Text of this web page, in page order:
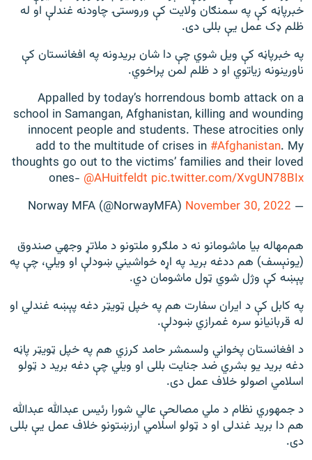
خبرپاڼه کې په سمنګان ولایت کې وروستۍ چاودنه غندلې او له
ظلم ډک عمل یې بللی دی.
په خبرپاڼه کې ویل شوي چې دا شان بریدونه په افغانستان کې
ناورینونه زیاتوي او د ظلم لمن پراخوي.
Appalled by today’s horrendous bomb attack on a
school in Samangan, Afghanistan, killing and wounding
innocent people and students. These atrocities only
add to the multitude of crises in #Afghanistan. My
thoughts go out to the victims’ families and their loved
ones- @AHuitfeldt pic.twitter.com/XvgUN78BIx
— Norway MFA (@NorwayMFA)
November 30, 2022
هم‌مهاله بیا ماشومانو نه د ملګرو ملتونو د ملاتړ وجهي صندوق
(یونېسف) هم ددغه برید په اړه خواشیني ښودلې او ویلي، چې په
پېښه کې وژل شوي ټول ماشومان دي.
په کابل کې د ایران سفارت هم په خپل ټويټر دغه پېښه غندلي او
له قربانیانو سره غمرازي ښودلې.
د افغانستان پخواني ولسمشر حامد کرزي هم په خپل ټویټر پاڼه
دغه برید یو بشري ضد جنایت بللی او ویلي چې دغه برید د ټولو
اسلامي اصولو خلاف عمل دی.
د جمهوري نظام د ملي مصالحې عالي شورا رئیس عبدالله عبدالله
هم دا برید غندلی او د ټولو اسلامي ارزښتونو خلاف عمل یې بللی
دی.